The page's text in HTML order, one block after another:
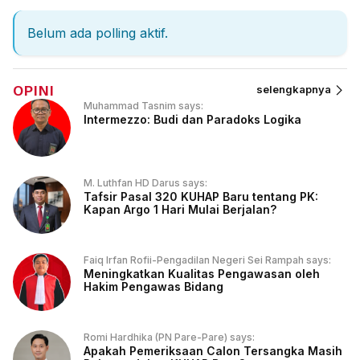
Belum ada polling aktif.
OPINI selengkapnya
Muhammad Tasnim says:
Intermezzo: Budi dan Paradoks Logika
M. Luthfan HD Darus says:
Tafsir Pasal 320 KUHAP Baru tentang PK:
Kapan Argo 1 Hari Mulai Berjalan?
Faiq Irfan Rofii-Pengadilan Negeri Sei Rampah says:
Meningkatkan Kualitas Pengawasan oleh
Hakim Pengawas Bidang
Romi Hardhika (PN Pare-Pare) says:
Apakah Pemeriksaan Calon Tersangka Masih